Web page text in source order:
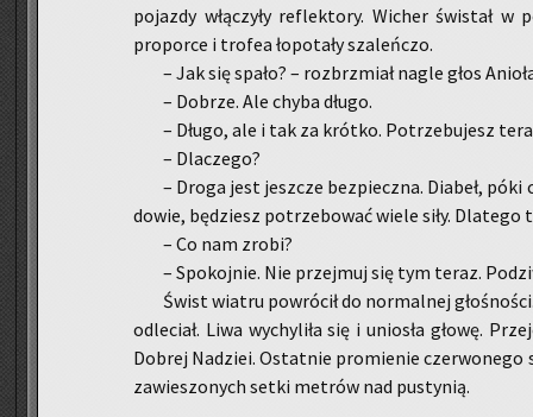
po­jaz­dy włą­czy­ły re­flek­to­ry. Wi­cher świ­stał w
pro­por­ce i tro­fea ło­po­ta­ły sza­leń­czo.
– Jak się spało? – roz­brzmiał nagle głos
– Do­brze. Ale chyba długo.
– Długo, ale i tak za krót­ko. Po­trze­bu­jesz
– Dla­cze­go?
– Droga jest jesz­cze bez­piecz­na. Dia­beł, póki
dowie, bę­dziesz po­trze­bo­wać wiele siły. Dla­te­go
– Co nam zrobi?
– Spo­koj­nie. Nie przej­muj się tym teraz.
Świst wia­tru po­wró­cił do nor­mal­nej
od­le­ciał. Liwa wy­chy­li­ła się i unio­sła głowę.
Do­brej Na­dziei. Ostat­nie pro­mie­nie czer­wo­ne­go
za­wie­szo­nych setki me­trów nad pu­sty­nią.